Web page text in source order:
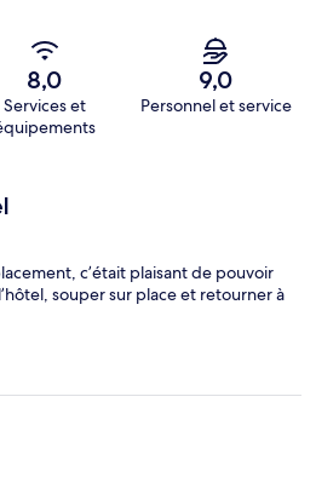
8,0
Services et
9,0
Personnel et service
c’était plaisant de pouvoir
souper sur place et retourner à